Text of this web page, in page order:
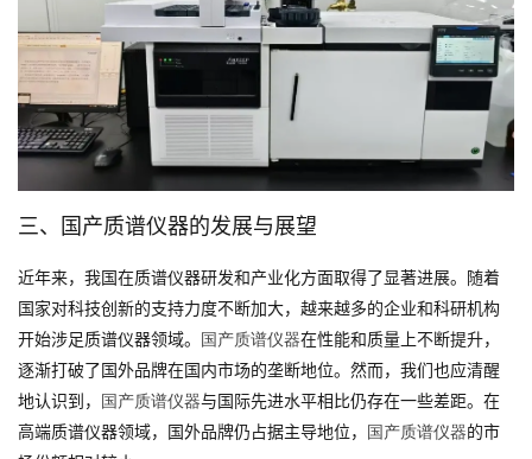
三、国产质谱仪器的发展与展望
近年来，我国在质谱仪器研发和产业化方面取得了显著进展。随着
国家对科技创新的支持力度不断加大，越来越多的企业和科研机构
开始涉足质谱仪器领域。
国产质谱仪器在性能和质量上不断提升，
逐渐打破了国外品牌在国内市场的垄断地位。然而，我们也应清醒
地认识到，
国产质谱仪器与国际先进水平相比仍存在一些差距。在
高端质谱仪器领域，国外品牌仍占据主导地位，
国产质谱仪器的市